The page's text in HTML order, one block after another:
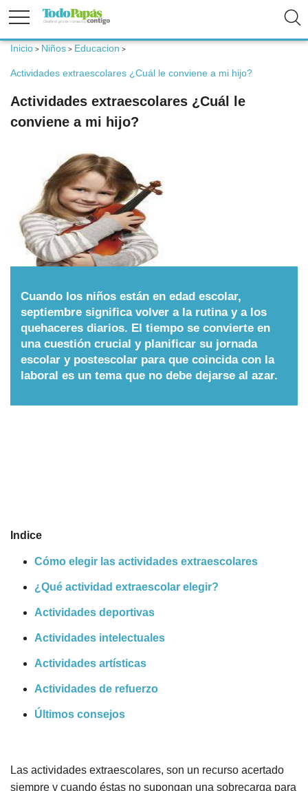
Embarazo
Padres
Nombres
Cuentos
Inicio > Niños > Educacion >
Actividades extraescolares ¿Cuál le conviene a mi hijo?
Actividades extraescolares ¿Cuál le
conviene a mi hijo?
Cuando los niños están en edad escolar,
septiembre significa volver a la rutina y a los
quehaceres diarios. El tiempo se convierte en
una cuestión crucial y planificar su jornada
escolar y postescolar para que coincida con la
laboral es un tema que no debe dejarse al azar.
Indice
Cómo elegir las actividades extraescolares
¿Qué actividad extraescolar elegir?
Actividades deportivas
Actividades intelectuales
Actividades artísticas
Actividades de refuerzo
Últimos consejos
Las actividades extraescolares, son un recurso acertado
siempre y cuando éstas no supongan una sobrecarga para